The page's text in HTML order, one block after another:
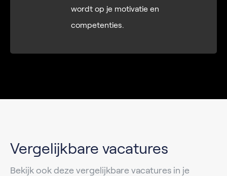
wordt op je motivatie en
competenties.
Vergelijkbare vacatures
Bekijk ook deze vergelijkbare vacatures in je